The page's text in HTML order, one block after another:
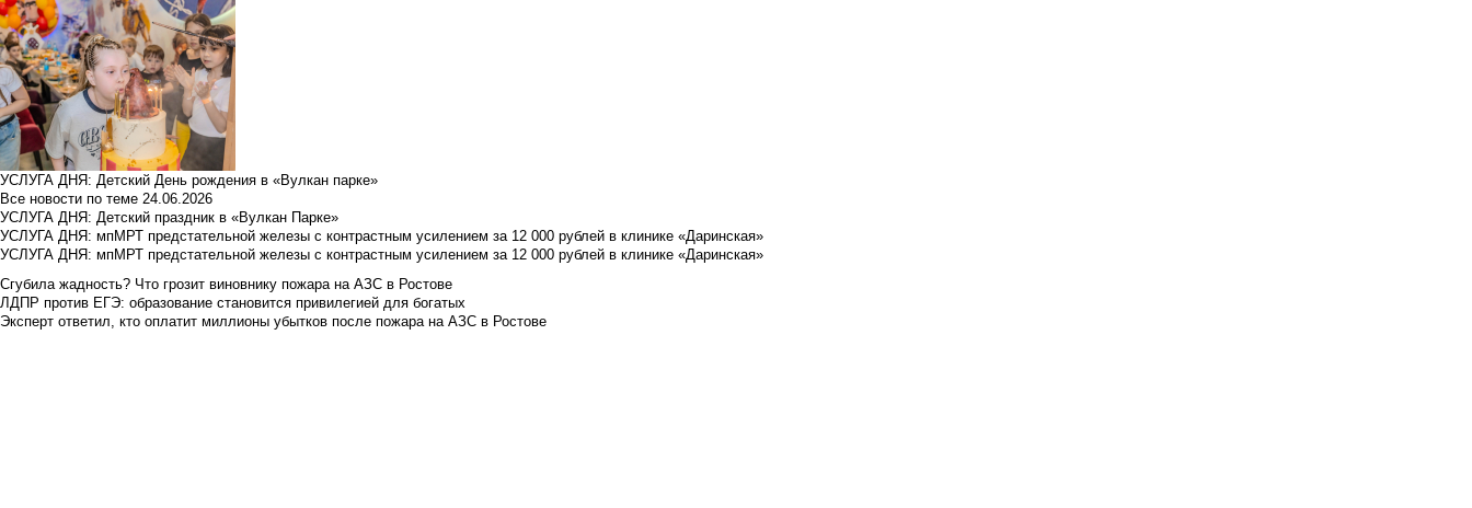
УСЛУГА ДНЯ: Детский День рождения в «Вулкан парке»
Все новости по теме 24.06.2026
УСЛУГА ДНЯ: Детский праздник в «Вулкан Парке»
УСЛУГА ДНЯ: мпМРТ предстательной железы с контрастным усилением за 12 000 рублей в клинике «Даринская»
УСЛУГА ДНЯ: мпМРТ предстательной железы с контрастным усилением за 12 000 рублей в клинике «Даринская»
Сгубила жадность? Что грозит виновнику пожара на АЗС в Ростове
ЛДПР против ЕГЭ: образование становится привилегией для богатых
Эксперт ответил, кто оплатит миллионы убытков после пожара на АЗС в Ростове